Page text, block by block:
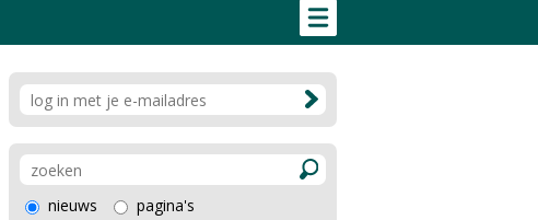
nieuws pagina's